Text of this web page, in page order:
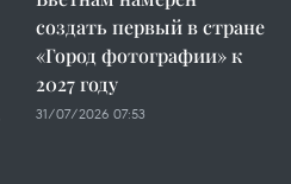
создать первый в стране
«Город фотографии» к
2027 году
31/07/2026 07:53